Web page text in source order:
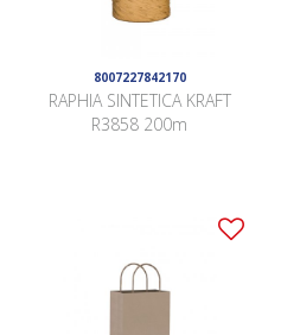
8007227842170
RAPHIA SINTETICA KRAFT
R3858 200m